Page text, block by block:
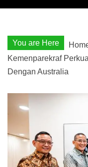
You are Here
Kemenparekraf
Dengan Australia